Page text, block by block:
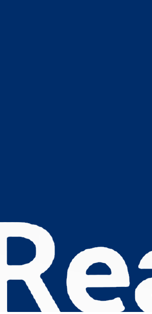
confidentialité, en garantissant la